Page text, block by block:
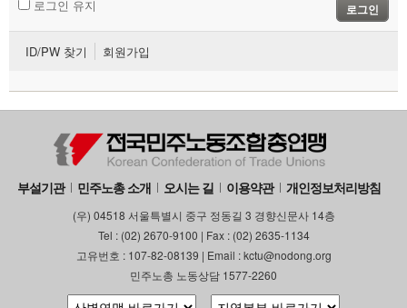
로그인 유지 로그인
ID/PW 찾기 회원가입
부설기관 민주노총 소개 오시는 길 이용약관 개인정보처리방침
(우) 04518 서울특별시 중구 정동길 3 경향신문사 14층
Tel : (02) 2670-9100 | Fax : (02) 2635-1134
고유번호 : 107-82-08139 | Email : kctu@nodong.org
민주노총 노동상담 1577-2260
부설기관